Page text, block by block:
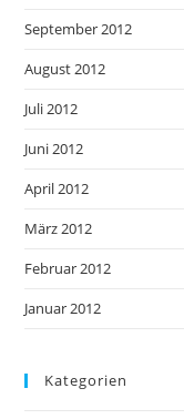
September 2012
August 2012
Juli 2012
Juni 2012
April 2012
März 2012
Februar 2012
Januar 2012
Kategorien